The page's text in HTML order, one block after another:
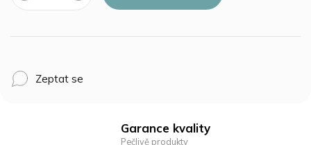
Zeptat se
Garance kvality
Pečlivě produkty